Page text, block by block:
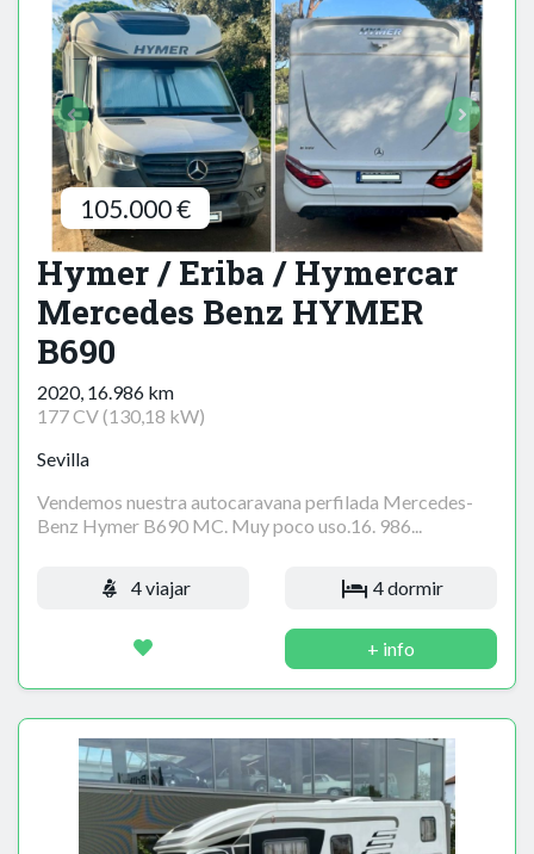
105.000 €
Hymer / Eriba / Hymercar
Mercedes Benz HYMER
B690
2020, 16.986 km
177 CV (130,18 kW)
Sevilla
Vendemos nuestra autocaravana perfilada Mercedes-
Benz Hymer B690 MC. Muy poco uso.16. 986...
4 viajar 4 dormir
+ info